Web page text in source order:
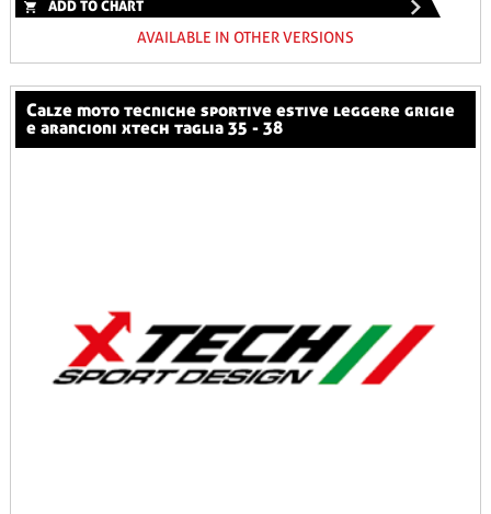
ADD TO CHART
AVAILABLE IN OTHER VERSIONS
calze moto tecniche sportive estive leggere grigie
e arancioni xtech taglia 35 - 38